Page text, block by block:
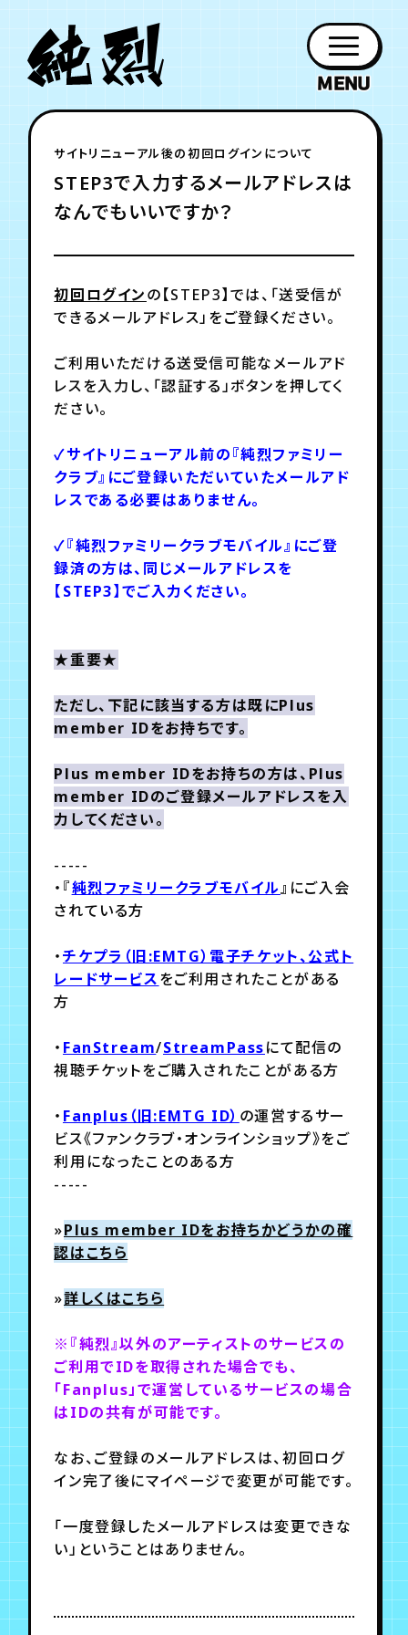
お知らせ 日程
SCHEDULE
チケット
TICKET
紹介 作品
DISCOGRAPHY
日記
BLOG
グッズ ホーム
HOME
ファン
クラブ
年会員制ファンクラブ
チケット お知らせ
月会員制ファンクラブ
会員登録 ログイン
チケット お知らせ ムービー
月会員制ファンクラブ
サイトリニューアル後の初回ログインについて
STEP3で入力するメールアドレスは
なんでもいいですか？
初回ログインの【STEP3】では、「送受信が
できるメールアドレス」をご登録ください。
ご利用いただける送受信可能なメールアド
レスを入力し、「認証する」ボタンを押してく
ださい。
✓サイトリニューアル前の『純烈ファミリー
クラブ』にご登録いただいていたメールアド
レスである必要はありません。
✓『純烈ファミリークラブモバイル』にご登
録済の方は、同じメールアドレスを
【STEP3】でご入力ください。
★重要★
ただし、下記に該当する方は既にPlus
member IDをお持ちです。
Plus member IDをお持ちの方は、Plus
member IDのご登録メールアドレスを入
力してください。
-----
・『純烈ファミリークラブモバイル』 にご入会
されている方
・チケプラ（旧:EMTG）電子チケット、公式ト
レードサービスをご利用されたことがある
方
・ FanStream/StreamPassにて配信の
視聴チケットをご購入されたことがある方
・ Fanplus（旧:EMTG ID） の運営するサー
ビス《ファンクラブ・オンラインショップ》をご
利用になったことのある方
-----
»Plus member IDをお持ちかどうかの確
認はこちら
»詳しくはこちら
※『純烈』以外のアーティストのサービスの
ご利用でIDを取得された場合でも、
「Fanplus」で運営しているサービスの場合
はIDの共有が可能です。
なお、ご登録のメールアドレスは、初回ログ
イン完了後にマイページで変更が可能です。
「一度登録したメールアドレスは変更できな
い」ということはありません。